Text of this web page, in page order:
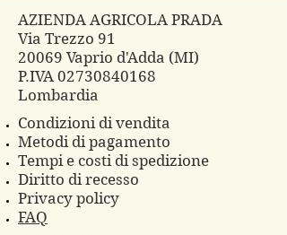
AZIENDA AGRICOLA PRADA
Via Trezzo 91
20069 Vaprio d'Adda (MI)
P.IVA 02730840168
Lombardia
Condizioni di vendita
Metodi di pagamento
Tempi e costi di spedizione
Diritto di recesso
Privacy policy
FAQ